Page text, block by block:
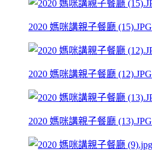
2020 媽咪講親子餐廳 (15).JPG
2020 媽咪講親子餐廳 (12).JPG
2020 媽咪講親子餐廳 (13).JPG